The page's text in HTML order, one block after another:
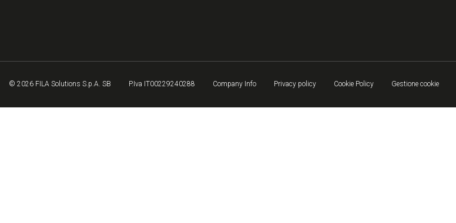
© 2026 FILA Solutions S.p.A. SB P.Iva IT00229240288 Company Info Privacy policy Cookie Policy Gestione cookie